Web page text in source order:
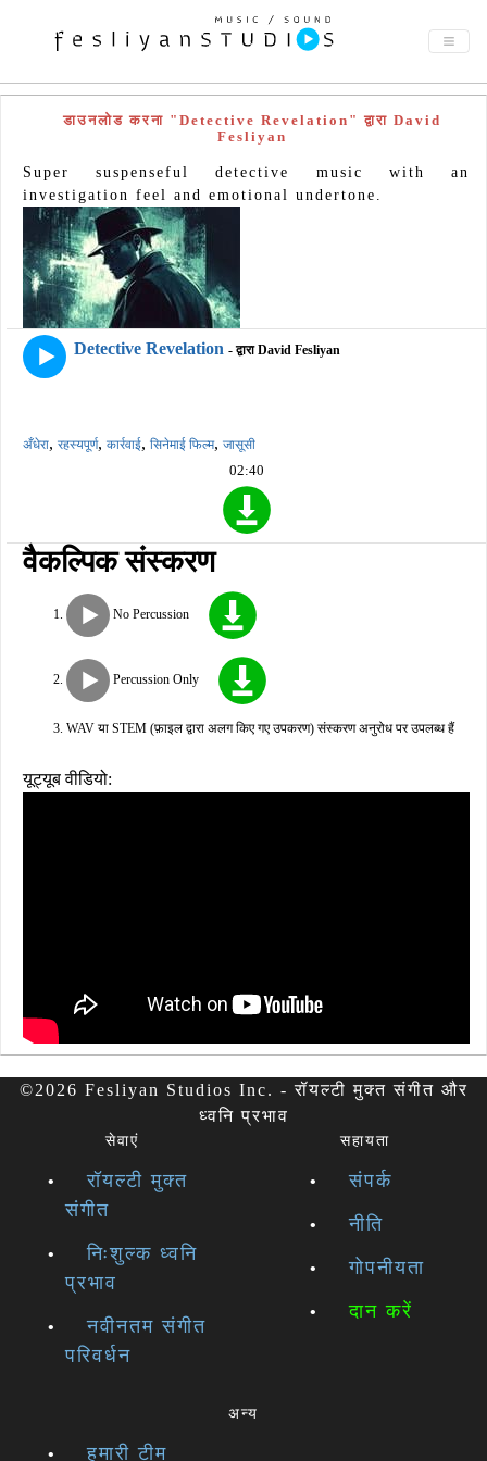
डाउनलोड करना "Detective Revelation" द्वारा David
Fesliyan
Super suspenseful detective music with an
investigation feel and emotional undertone.
Detective Revelation - द्वारा David Fesliyan
अँधेरा, रहस्यपूर्ण, कार्रवाई, सिनेमाई फिल्म, जासूसी
02:40
वैकल्पिक संस्करण
No Percussion
Percussion Only
WAV या STEM (फ़ाइल द्वारा अलग किए गए उपकरण) संस्करण अनुरोध पर उपलब्ध हैं
यूट्यूब वीडियो:
©2026 Fesliyan Studios Inc. - रॉयल्टी मुक्त संगीत और
ध्वनि प्रभाव
सेवाएं
रॉयल्टी मुक्त
संगीत
निःशुल्क ध्वनि
प्रभाव
नवीनतम संगीत
परिवर्धन
सहायता
संपर्क
नीति
गोपनीयता
दान करें
अन्य
हमारी टीम